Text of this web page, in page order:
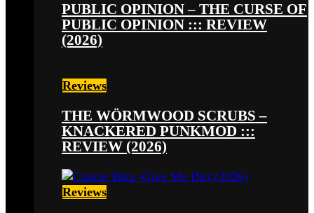
PUBLIC OPINION – THE CURSE OF
PUBLIC OPINION ::: REVIEW
(2026)
Reviews
THE WÖRMWOOD SCRUBS –
KNACKERED PUNKMOD :::
REVIEW (2026)
Reviews